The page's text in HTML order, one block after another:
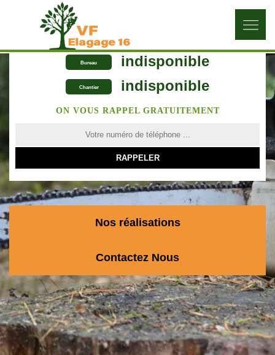
Bureau indisponible
Chantier indisponible
ON VOUS RAPPEL GRATUITEMENT
Nos réalisations
Contactez Nous